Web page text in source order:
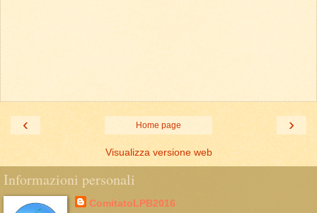
‹ ›
Home page
Visualizza versione web
Informazioni personali
ComitatoLPB2016